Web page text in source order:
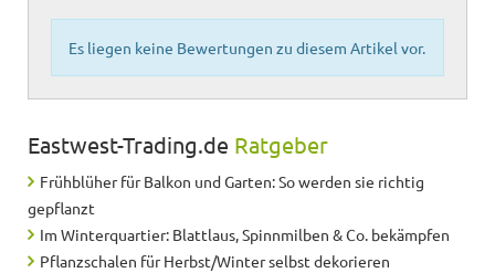
Es liegen keine Bewertungen zu diesem Artikel vor.
Eastwest-Trading.de Ratgeber
Frühblüher für Balkon und Garten: So werden sie richtig
gepflanzt
Im Winterquartier: Blattlaus, Spinnmilben & Co. bekämpfen
Pflanzschalen für Herbst/Winter selbst dekorieren